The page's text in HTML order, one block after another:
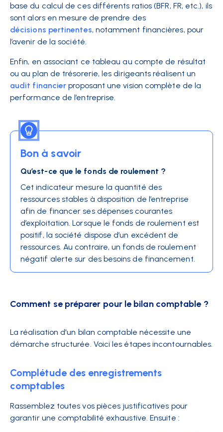
base du calcul de ces différents ratios (BFR, FR, etc.), ils
sont alors en mesure de prendre des
décisions pertinentes, notamment financières, pour
l’avenir de la société.
Enfin, en associant ce tableau au compte de résultat
ou au plan de trésorerie, les dirigeants réalisent un
audit financier proposant une vision complète de la
performance de l’entreprise.
Bon à savoir
Qu’est-ce que le fonds de roulement ?
Cet indicateur mesure la quantité des
ressources stables à disposition de l’entreprise
afin de financer ses dépenses courantes
d’exploitation. Lorsque le fonds de roulement est
positif, la société dispose d’un excédent de
ressources. Au contraire, un fonds de roulement
négatif alerte sur des besoins de financement.
Comment se préparer pour le bilan comptable ?
La réalisation d'un bilan comptable nécessite une
démarche structurée. Voici les étapes incontournables.
Complétude des enregistrements
comptables
Rassemblez toutes vos pièces justificatives pour
garantir une comptabilité exhaustive. Ensuite :